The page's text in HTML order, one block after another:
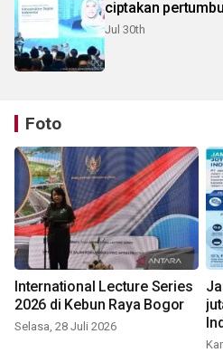
ciptakan
Jul 30th
Foto
International Lecture Series
2026 di Kebun Raya Bogor
Selasa, 28 Juli 2026